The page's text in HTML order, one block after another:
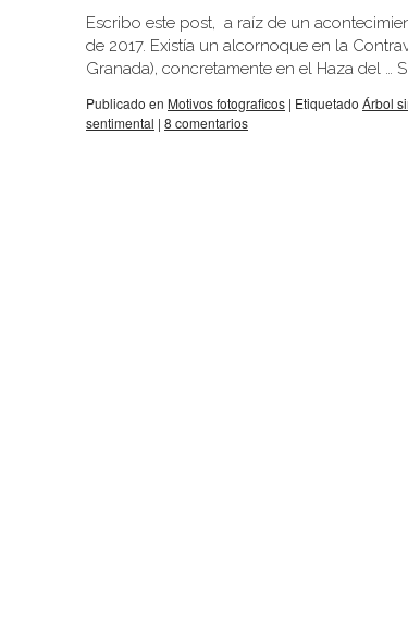
Escribo este post, a raíz de un
de 2017. Existía un alcornoque en la
Granada), concretamente en el Haza del …
Publicado en Motivos fotograficos | Etiquetado Árbol
sentimental | 8 comentarios